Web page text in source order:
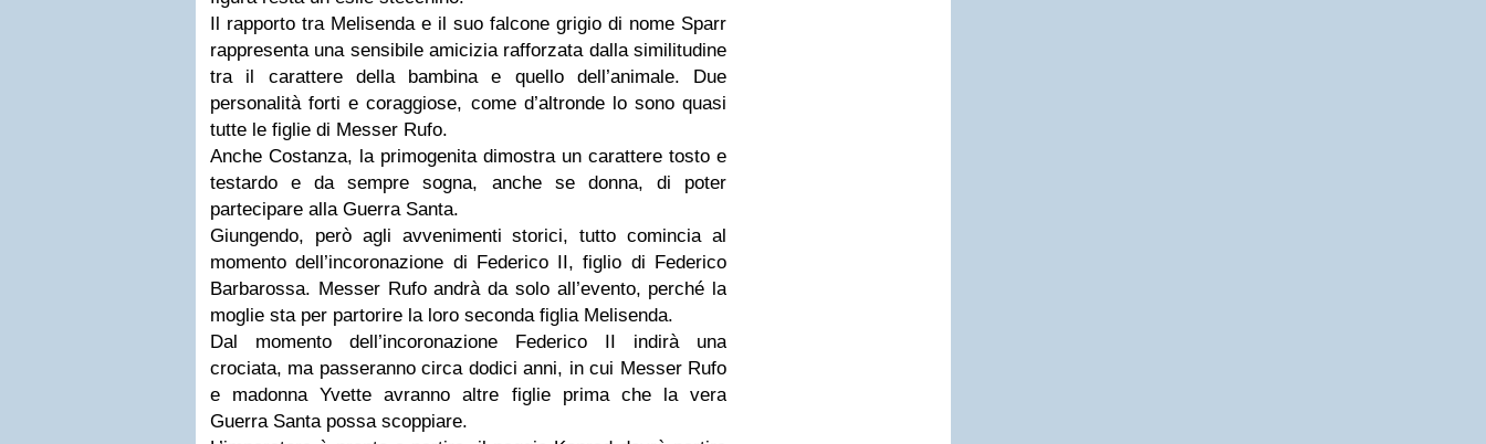
Il rapporto tra Melisenda e il suo falcone grigio di nome Sparr
rappresenta una sensibile amicizia rafforzata dalla similitudine
tra il carattere della bambina e quello dell’animale. Due
personalità forti e coraggiose, come d’altronde lo sono quasi
tutte le figlie di Messer Rufo.
Anche Costanza, la primogenita dimostra un carattere tosto e
testardo e da sempre sogna, anche se donna, di poter
partecipare alla Guerra Santa.
Giungendo, però agli avvenimenti storici, tutto comincia al
momento dell’incoronazione di Federico II, figlio di Federico
Barbarossa. Messer Rufo andrà da solo all’evento, perché la
moglie sta per partorire la loro seconda figlia Melisenda.
Dal momento dell’incoronazione Federico II indirà una
crociata, ma passeranno circa dodici anni, in cui Messer Rufo
e madonna Yvette avranno altre figlie prima che la vera
Guerra Santa possa scoppiare.